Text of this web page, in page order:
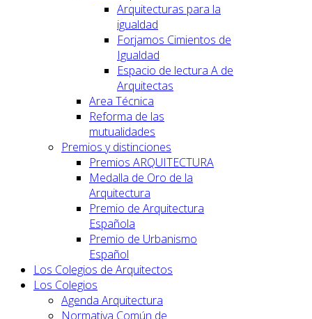
Arquitecturas para la
igualdad
Forjamos Cimientos de
Igualdad
Espacio de lectura A de
Arquitectas
Area Técnica
Reforma de las
mutualidades
Premios y distinciones
Premios ARQUITECTURA
Medalla de Oro de la
Arquitectura
Premio de Arquitectura
Española
Premio de Urbanismo
Español
Los Colegios de Arquitectos
Los Colegios
Agenda Arquitectura
Normativa Común de